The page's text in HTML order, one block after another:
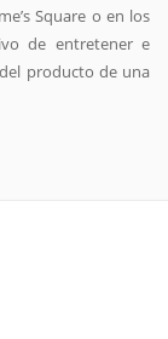
Square o en los
de entretener e
producto de una